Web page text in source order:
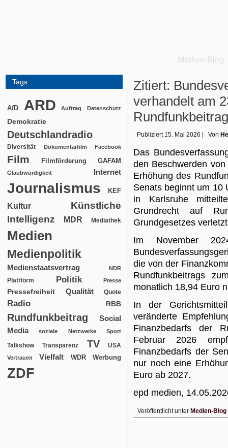
Medien-Blog
Tags
AfD ARD Auftrag Datenschutz
Demokratie
Deutschlandradio
Diversität Dokumentarfilm Facebook
Film Filmförderung GAFAM
Glaubwürdigkeit Internet
Journalismus KEF
Kultur
Künstliche
Intelligenz
MDR Mediathek
Medien
Medienpolitik
Medienstaatsvertrag NDR
Plattform Politik Presse
Pressefreiheit Qualität Quote
Radio RBB
Rundfunkbeitrag
Social
Media
soziale Netzwerke Sport
Talkshow Transparenz TV USA
Vertrauen Vielfalt WDR Werbung
ZDF
Zitiert:
verhandelt am
Rundfunkbeitrag
Publiziert 15. Mai 2026 Von
Das
den Beschwerden
Erhöhung des
Senats beginnt um 10
in Karlsruhe
Grundrecht auf
Grundgesetzes
Im November
die von der
Rundfunkbeitrags
monatlich 18,94 Euro
In der
veränderte
Finanzbedarfs der
Februar 2026
Finanzbedarfs der
nur noch eine
Euro ab 2027.
epd medien,
Veröffentlicht unter Medien-Blog